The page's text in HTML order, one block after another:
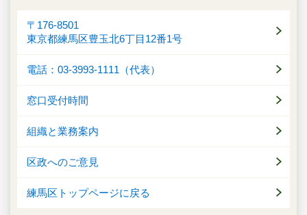
〒176-8501
東京都練馬区豊玉北6丁目12番1号
電話：03-3993-1111（代表）
窓口受付時間
組織と業務案内
区政へのご意見
練馬区トップページに戻る